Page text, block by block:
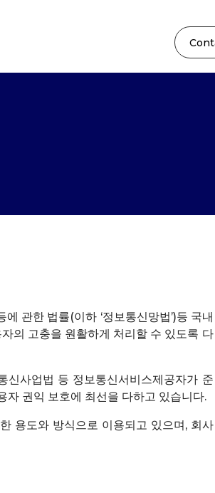
관한 법률(이하 ‘정보통신망법’)등 국내
의 고충을 원활하게 처리할 수 있도록 다
신사업법 등 정보통신서비스제공자가 준
자 권익 보호에 최선을 다하고 있습니다.
용도와 방식으로 이용되고 있으며, 회사